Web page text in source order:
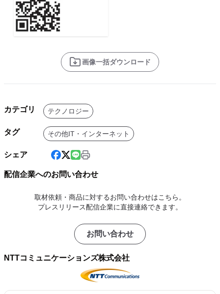
画像一括ダウンロード
カテゴリ テクノロジー
タグ その他IT・インターネット
シェア
配信企業へのお問い合わせ
取材依頼・商品に対するお問い合わせはこちら。
プレスリリース配信企業に直接連絡できます。
お問い合わせ
NTTコミュニケーションズ株式会社